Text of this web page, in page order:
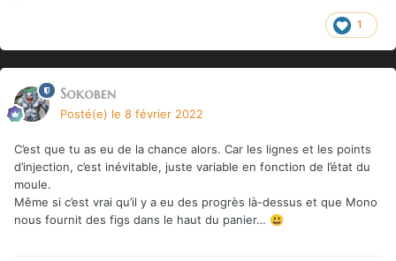
1
Sokoben
Posté(e) le 8 février 2022
C’est que tu as eu de la chance alors. Car les lignes et les points
d’injection, c’est inévitable, juste variable en fonction de l’état du
moule.
Même si c’est vrai qu’il y a eu des progrès là-dessus et que Mono
nous fournit des figs dans le haut du panier… 😃